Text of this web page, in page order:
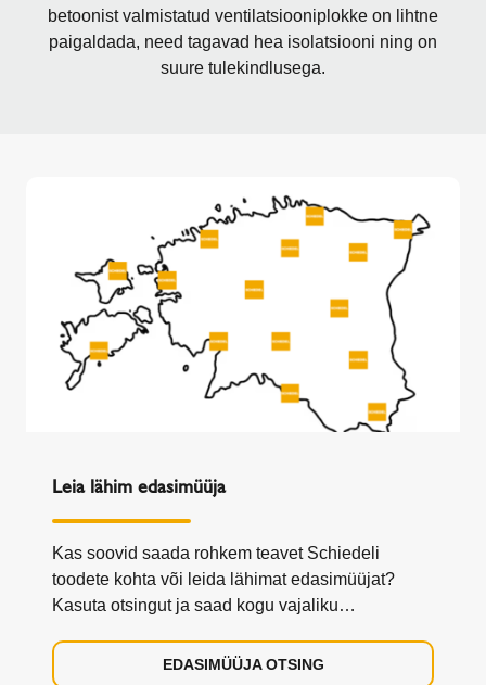
betoonist valmistatud ventilatsiooniplokke on lihtne
paigaldada, need tagavad hea isolatsiooni ning on
suure tulekindlusega.
Leia lähim edasimüüja
Kas soovid saada rohkem teavet Schiedeli
toodete kohta või leida lähimat edasimüüjat?
Kasuta otsingut ja saad kogu vajaliku
EDASIMÜÜJA OTSING